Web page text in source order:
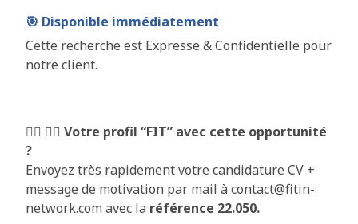
🎯 Disponible immédiatement
Cette recherche est Expresse & Confidentielle pour
notre client.
🦸‍♀️ 🦸‍♂️ Votre profil “FIT” avec cette opportunité
?
Envoyez très rapidement votre candidature CV +
message de motivation par mail à contact@fitin-
network.com avec la référence 22.050.